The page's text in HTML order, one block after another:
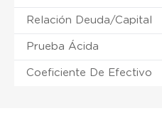
Relación Deuda/Capital
Prueba Ácida
Coeficiente De Efectivo